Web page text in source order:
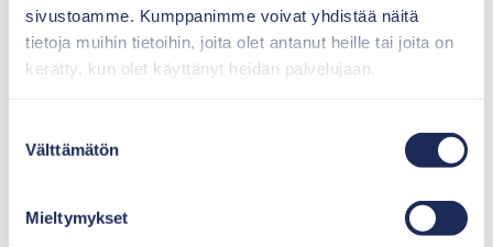
sivustoamme. Kumppanimme voivat yhdistää näitä
tietoja muihin tietoihin, joita olet antanut heille tai joita on
kerätty, kun olet käyttänyt heidän palvelujaan.
valinta
Välttämätön
Mieltymykset